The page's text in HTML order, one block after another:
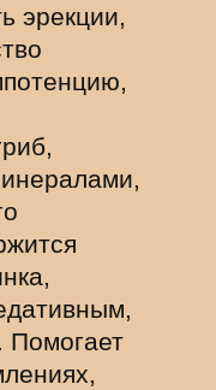
эрекции,